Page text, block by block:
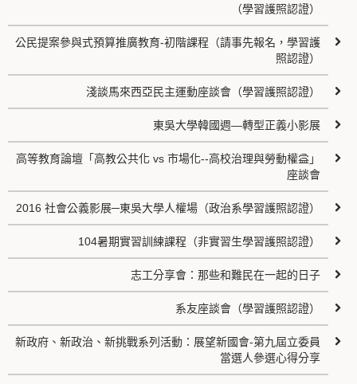
（學習護照認證）
公民提案參與式預算推廣教育-初階課程（請事先報名，學習護
照認證）
淺談馬來西亞民主運動座談會（學習護照認證）
東吳大學韓國週—轉型正義小影展
高等教育論壇「高教公共化 vs 市場化--高校治理與勞動權益」
座談會
2016 社會公義影展─東吳大學人權場（政治系學習護照認證）
104暑期實習訓練課程（非實習生學習護照認證）
志工分享會：那些和難民在一起的日子
系友座談會（學習護照認證）
新政府、新政治、新挑戰系列活動：展望新國會-第九屆立委員
當選人參選心得分享